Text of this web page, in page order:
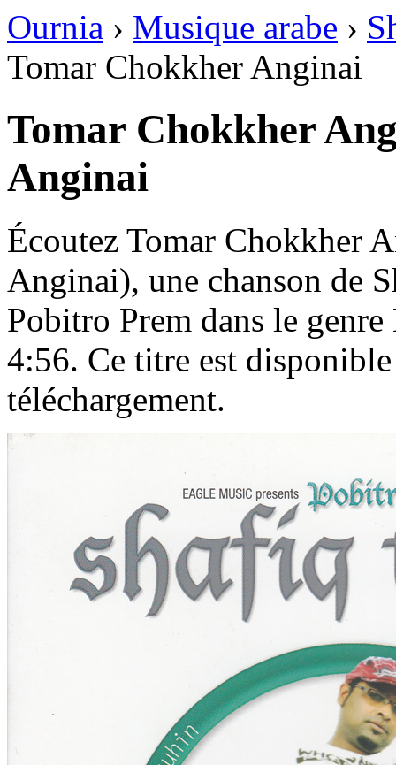
Ournia › Musique arabe ›
Tomar Chokkher Anginai
Tomar Chokkher
Anginai
Écoutez Tomar Chokkher
Anginai), une chanson de
Pobitro Prem dans le
4:56. Ce titre est
téléchargement.